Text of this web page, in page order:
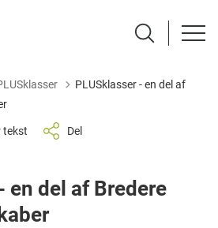
til
PLUSklasser - en del af
tekst Del
en del af Bredere